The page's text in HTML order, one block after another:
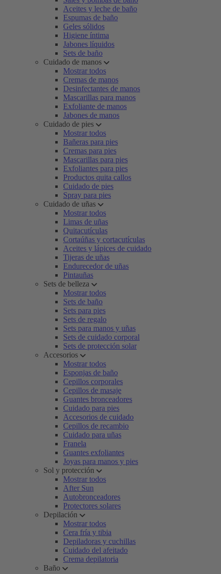
Aceites y leche de baño
Espumas de baño
Geles sólidos
Higiene íntima
Jabones líquidos
Sets de baño
Cuidado de manos
Mostrar todos
Cremas de manos
Desinfectantes de manos
Mascarillas para manos
Exfoliante de manos
Jabones de manos
Cuidado de pies
Mostrar todos
Bañeras para pies
Cremas para pies
Mascarillas para pies
Exfoliantes para pies
Productos quita callos
Cuidado de pies
Spray para pies
Cuidado de uñas
Mostrar todos
Limas de uñas
Quitacutículas
Cortaúñas y cortacutículas
Aceites y lápices de cuidado
Tijeras de uñas
Endurecedor de uñas
Pintauñas
Sets de belleza
Mostrar todos
Sets de baño
Sets para pies
Sets de regalo
Sets para manos y uñas
Sets de cuidado corporal
Sets de protección solar
Accesorios
Mostrar todos
Esponjas de baño
Cepillos corporales
Cepillos de masaje
Guantes bronceadores
Cuidado para pies
Accesorios de cuidado
Cepillos de recambio
Cuidado para uñas
Franela
Guantes exfoliantes
Joyas para manos y pies
Sol y protección
Mostrar todos
After Sun
Autobronceadores
Protectores solares
Depilación
Mostrar todos
Cera fría y tibia
Depiladoras y cuchillas
Cuidado del afeitado
Crema depilatoria
Baño